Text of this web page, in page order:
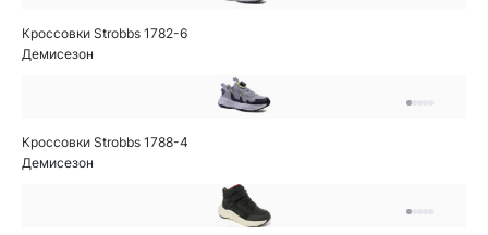
Кроссовки Strobbs 1782-6
Демисезон
Кроссовки Strobbs 1788-4
Демисезон